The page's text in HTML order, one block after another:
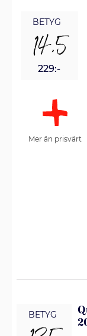
BETYG
14,5
229:-
Mer än prisvärt
BETYG